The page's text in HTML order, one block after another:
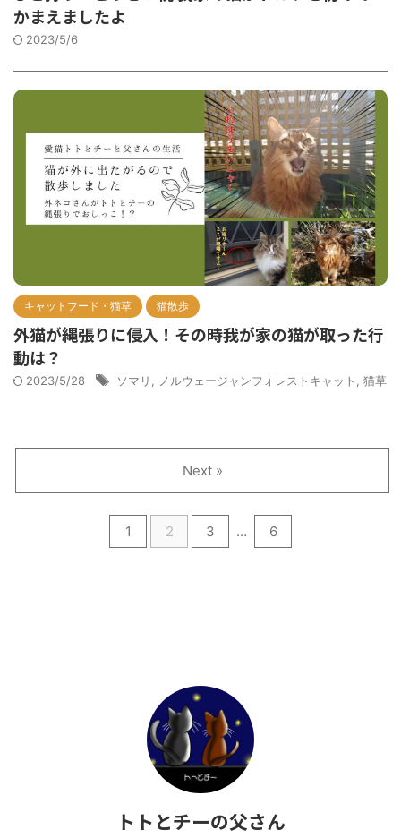
かまえましたよ
2023/5/6
キャットフード・猫草 猫散歩
外猫が縄張りに侵入！その時我が家の猫が取った行
動は？
2023/5/28 ソマリ , ノルウェージャンフォレストキャット , 猫草
1 2 3 … 6
Next »
トトとチーの父さん